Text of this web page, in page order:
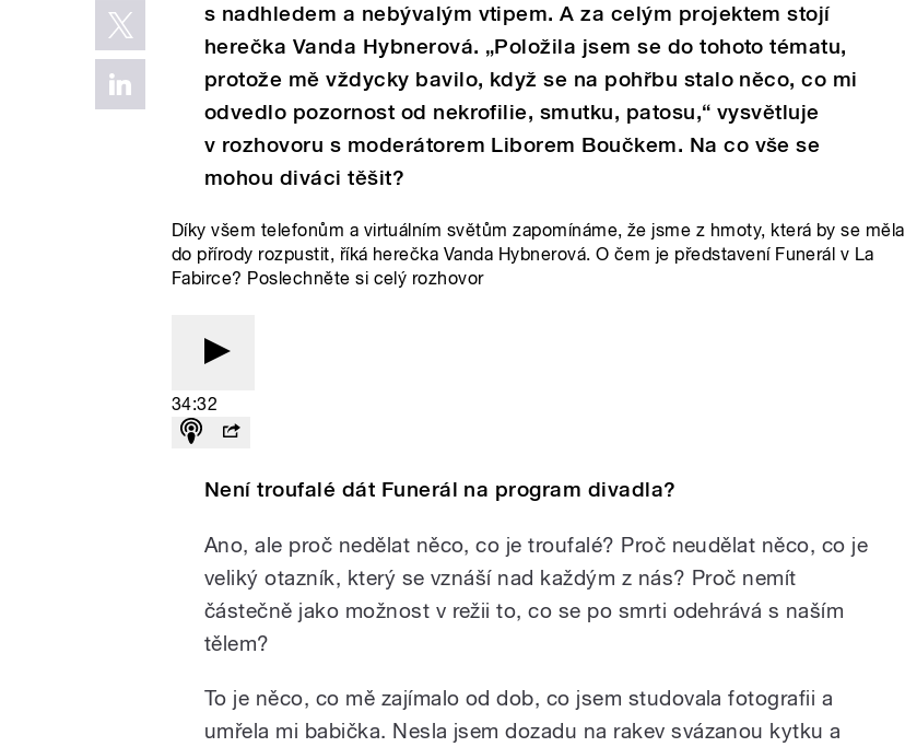
s nadhledem a nebývalým vtipem. A za celým projektem stojí
herečka Vanda Hybnerová. „Položila jsem se do tohoto tématu,
protože mě vždycky bavilo, když se na pohřbu stalo něco, co mi
odvedlo pozornost od nekrofilie, smutku, patosu,“ vysvětluje
v rozhovoru s moderátorem Liborem Boučkem. Na co vše se
mohou diváci těšit?
Díky všem telefonům a virtuálním světům zapomínáme, že jsme z hmoty, která by se měla
do přírody rozpustit, říká herečka Vanda Hybnerová. O čem je představení Funerál v La
Fabirce? Poslechněte si celý rozhovor
34:32
Není troufalé dát Funerál na program divadla?
Ano, ale proč nedělat něco, co je troufalé? Proč neudělat něco, co je
veliký otazník, který se vznáší nad každým z nás? Proč nemít
částečně jako možnost v režii to, co se po smrti odehrává s naším
tělem?
To je něco, co mě zajímalo od dob, co jsem studovala fotografii a
umřela mi babička. Nesla jsem dozadu na rakev svázanou kytku a